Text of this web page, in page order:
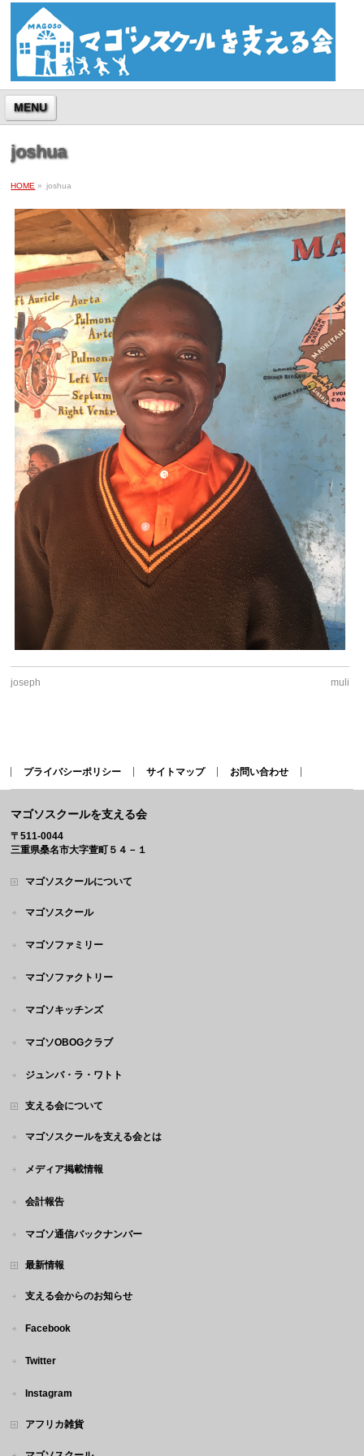
MENU
joshua
HOME » joshua
joseph muli
プライバシーポリシー サイトマップ お問い合わせ
マゴソスクールを支える会
〒511-0044
三重県桑名市大字萱町５４－１
マゴソスクールについて
マゴソスクール
マゴソファミリー
マゴソファクトリー
マゴソキッチンズ
マゴソOBOGクラブ
ジュンバ・ラ・ワトト
支える会について
マゴソスクールを支える会とは
メディア掲載情報
会計報告
マゴソ通信バックナンバー
最新情報
支える会からのお知らせ
Facebook
Twitter
Instagram
アフリカ雑貨